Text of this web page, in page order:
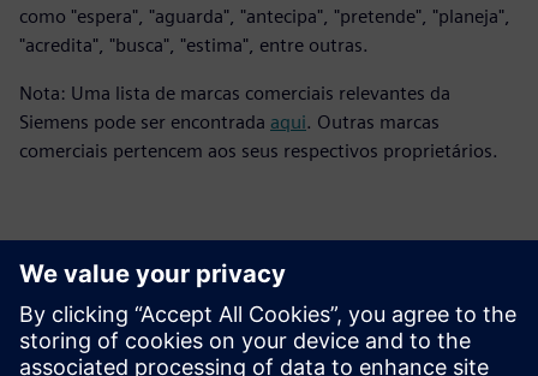
como "espera", "aguarda", "antecipa", "pretende", "planeja",
"acredita", "busca", "estima", entre outras.
Nota: Uma lista de marcas comerciais relevantes da
Siemens pode ser encontrada aqui. Outras marcas
comerciais pertencem aos seus respectivos proprietários.
Contatos para imprensa
Siemens Digital Industries Software PR Team